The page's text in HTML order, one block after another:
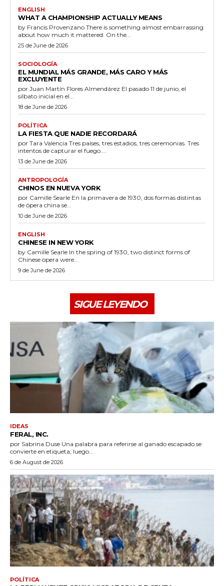
ENGLISH
WHAT A CHAMPIONSHIP ACTUALLY MEANS
by Francis Provenzano There is something almost embarrassing
about how much it mattered. On the...
25 de June de 2026
SOCIOLOGÍA
EL MUNDIAL MÁS GRANDE, MÁS CARO Y MÁS
EXCLUYENTE
por Juan Martín Flores Almendárez El pasado 11 de junio, el
silbato inicial en el...
18 de June de 2026
POLÍTICA
LA FIESTA QUE NADIE RECORDARÁ
por Tara Valencia Tres países, tres estadios, tres ceremonias. Tres
intentos de capturar el fuego....
13 de June de 2026
ANTROPOLOGÍA
CHINOS EN NUEVA YORK
por Camille Searle En la primavera de 1930, dos formas distintas
de ópera china se...
10 de June de 2026
ENGLISH
CHINESE IN NEW YORK
by Camille Searle In the spring of 1930, two distinct forms of
Chinese opera were...
9 de June de 2026
SIGUE LEYENDO
IDEAS
FERAL, INC.
por Sabrina Duse Una palabra para referirse al ganado escapado se
convierte en etiqueta, luego...
6 de August de 2026
POLÍTICA